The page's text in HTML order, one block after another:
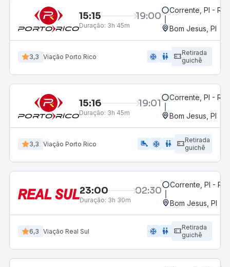
15:15 19:00
Duração: 3h 45m
Corrente, PI -
Bom Jesus, PI
3,3 Viação Porto Rico ac_unit wc
Retirada
guichê
15:16 19:01
Duração: 3h 45m
Corrente, PI -
Bom Jesus, PI
3,3 Viação Porto Rico airline_seat_legroom_extra ac_unit wc
Retirada
guichê
23:00 02:30
Duração: 3h 30m
Corrente, PI -
Bom Jesus, PI
6,3 Viação Real Sul ac_unit wc
Retirada
guichê